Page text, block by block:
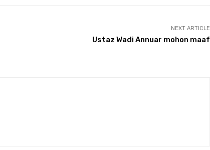
NEXT ARTICLE
Ustaz Wadi Annuar mohon maaf